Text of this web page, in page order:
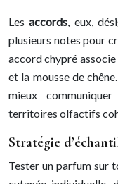
Lesaccords, eux,
plusieurs notes pour
accord chypré
et la mousse de
mieux
territoires olfactifs
Stratégie
Tester un parfum sur